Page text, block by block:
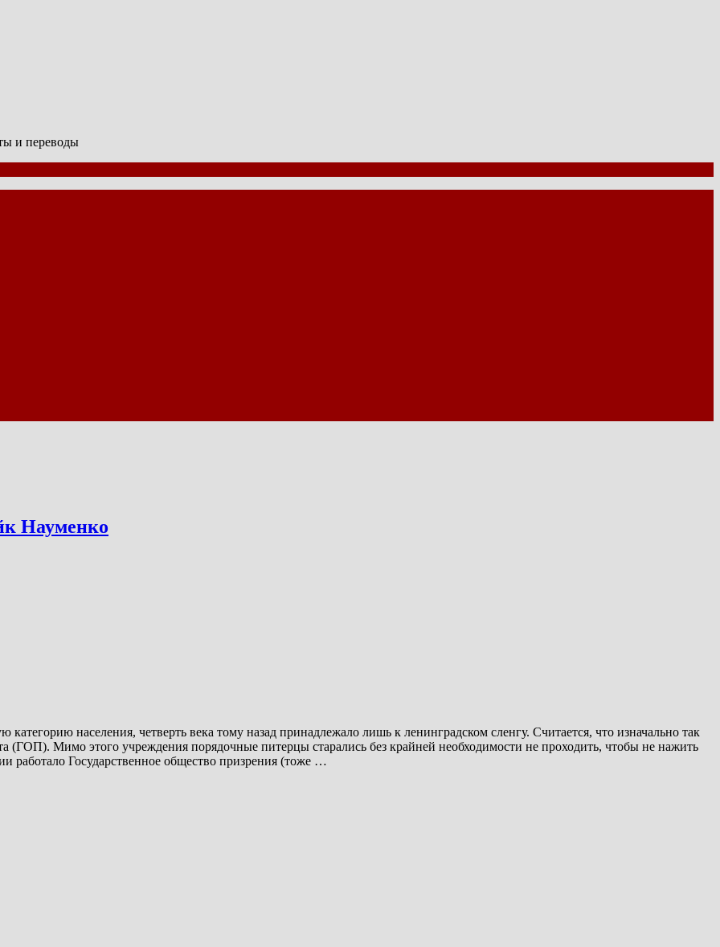
и переводы
Науменко
населения, четверть века тому назад принадлежало лишь к ленинградском сленгу. Считается, что изначально так
(ГОП). Мимо этого учреждения порядочные питерцы старались без крайней необходимости не проходить, чтобы не нажить
работало Государственное общество призрения (тоже …